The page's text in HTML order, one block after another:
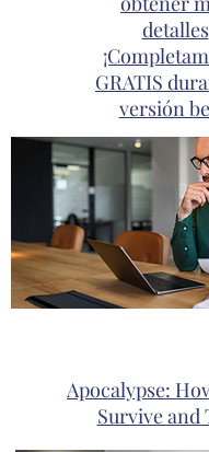
detalles
GRATIS
versión
Apocalypse:
Survive and